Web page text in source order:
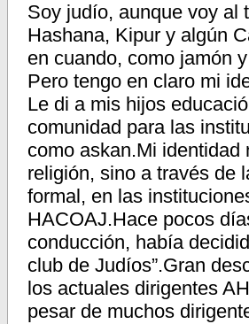
Soy judío, aunque voy al
Hashana, Kipur y algún
en cuando, como jamón
Pero tengo en claro mi
Le di a mis hijos
comunidad para las
como askan.Mi identidad
religión, sino a través de
formal, en las
HACOAJ.Hace pocos
conducción, había
club de Judíos”.Gran
los actuales dirigentes
pesar de muchos